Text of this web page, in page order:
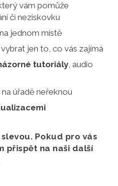
vám pomůže
či neziskovku
jednom místě
jen to, co vás zajímá
tutoriály, audio
úřadě neřeknou
Pokud pro vás
přispět na naši další